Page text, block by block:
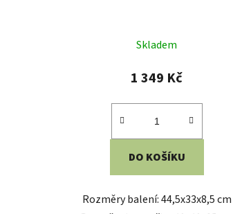
hodnocení
produktu
5,0
z
hvězdiček.
Skladem
1 349 Kč
DO KOŠÍKU
Rozměry balení: 44,5x33x8,5 cm